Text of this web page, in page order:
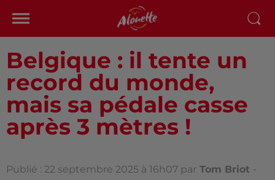
Belgique : il tente un
record du monde,
mais sa pédale casse
après 3 mètres !
Publié : 22 septembre 2025 à 16h07 par Tom Briot -